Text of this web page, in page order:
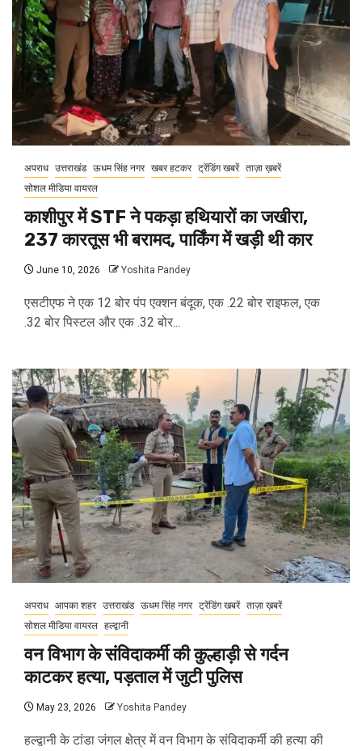
अपराध उत्तराखंड ऊधम सिंह नगर खबर हटकर ट्रेंडिंग खबरें ताज़ा ख़बरें
सोशल मीडिया वायरल
काशीपुर में STF ने पकड़ा हथियारों का जखीरा,
237 कारतूस भी बरामद, पार्किंग में खड़ी थी कार
June 10, 2026 Yoshita Pandey
एसटीएफ ने एक 12 बोर पंप एक्शन बंदूक, एक .22 बोर राइफल, एक
.32 बोर पिस्टल और एक .32 बोर...
अपराध आपका शहर उत्तराखंड ऊधम सिंह नगर ट्रेंडिंग खबरें ताज़ा ख़बरें
सोशल मीडिया वायरल हल्द्वानी
वन विभाग के संविदाकर्मी की कुल्हाड़ी से गर्दन
काटकर हत्या, पड़ताल में जुटी पुलिस
May 23, 2026 Yoshita Pandey
हल्द्वानी के टांडा जंगल क्षेत्र में वन विभाग के संविदाकर्मी की हत्या की